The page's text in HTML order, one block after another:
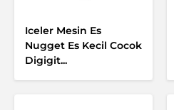
Iceler Mesin Es
Nugget Es Kecil Cocok
Digigit...